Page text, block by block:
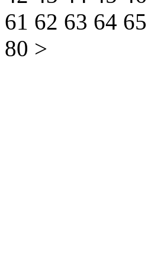
61 62 63 64 65
80 >